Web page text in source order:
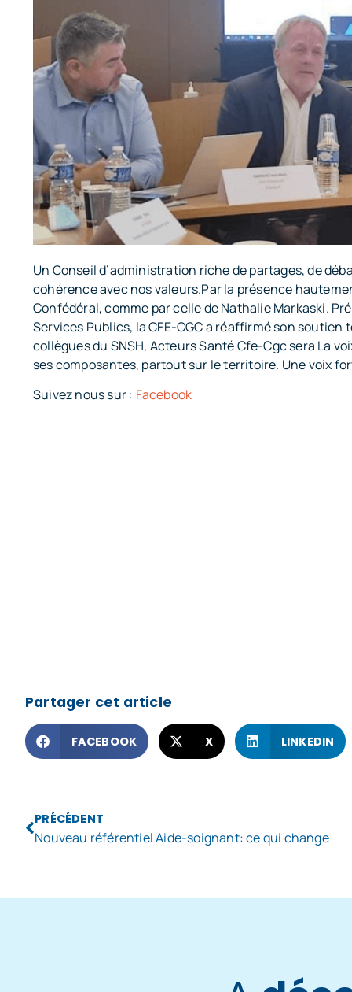
Un Conseil d’administration riche de partages, de
cohérence avec nos valeurs.Par la présence
Confédéral, comme par celle de Nathalie Markaski.
Services Publics, la CFE-CGC a réaffirmé son soutien
collègues du SNSH, Acteurs Santé Cfe-Cgc sera La
ses composantes, partout sur le territoire. Une voix
Suivez nous sur : Facebook
Partager cet article
FACEBOOK X LINKEDIN
PRÉCÉDENT
Nouveau référentiel Aide-soignant: ce qui change